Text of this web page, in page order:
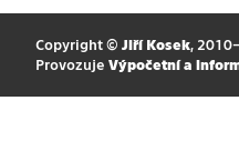
Copyright © Jiří Kosek,
Provozuje Výpočetní a